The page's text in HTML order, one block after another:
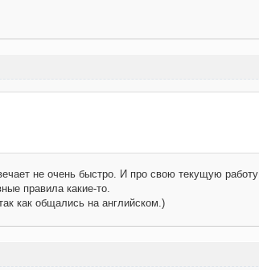
не очень быстро. И про свою текущую работу
правила какие-то.
как общались на английском.)